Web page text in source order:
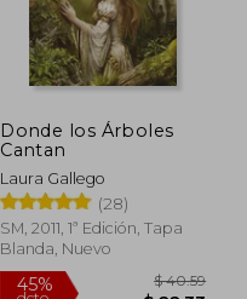
Donde los Árboles
Cantan
Laura Gallego
(28)
SM, 2011, 1ª Edición, Tapa
Blanda, Nuevo